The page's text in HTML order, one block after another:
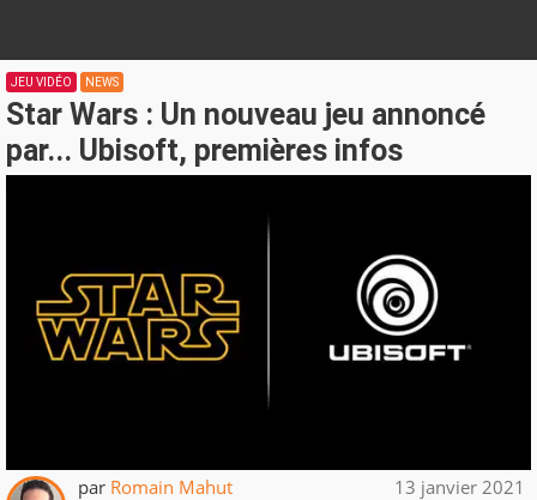
JEU VIDÉO NEWS
Star Wars : Un nouveau jeu annoncé
par... Ubisoft, premières infos
par Romain Mahut 13 janvier 2021